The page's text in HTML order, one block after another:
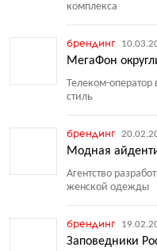
комплекса
брендинг
МегаФон
Телеком-
стиль
брендинг
Модная
Агентство
женской одежды
брендинг
Заповедники